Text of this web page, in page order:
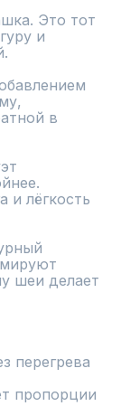
и
в
и лёгкость
шеи делает
перегрева
пропорции